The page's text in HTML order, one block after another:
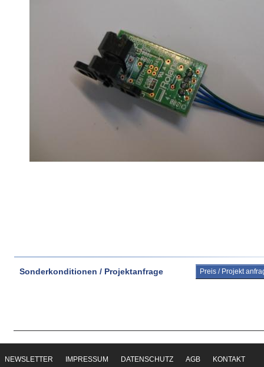
Sonderkonditionen / Projektanfrage Preis / Projekt
NEWSLETTER IMPRESSUM DATENSCHUTZ AGB KONTAKT